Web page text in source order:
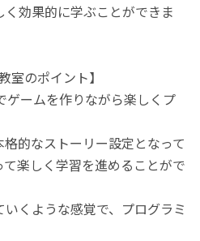
効果的に学ぶことができま
室のポイント】
ームを作りながら楽しくプ
的なストーリー設定となって
楽しく学習を進めることがで
くような感覚で、プログラミ